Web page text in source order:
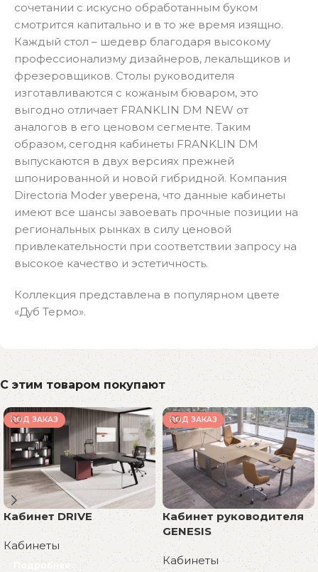
сочетании с искусно обработанным буком
смотрится капитально и в то же время изящно.
Каждый стол – шедевр благодаря высокому
профессионализму дизайнеров, лекальщиков и
фрезеровщиков. Столы руководителя
изготавливаются с кожаным бюваром, это
выгодно отличает FRANKLIN DM NEW от
аналогов в его ценовом сегменте. Таким
образом, сегодня кабинеты FRANKLIN DM
выпускаются в двух версиях прежней
шпонированной и новой гибридной. Компания
Directoria Moder уверена, что данные кабинеты
имеют все шансы завоевать прочные позиции на
региональных рынках в силу ценовой
привлекательности при соответствии запросу на
высокое качество и эстетичность.
Коллекция представлена в популярном цвете
«Дуб Термо».
С этим товаром покупают
ПОД ЗАКАЗ
Кабинет DRIVE
Кабинеты
Подробнее
ПОД ЗАКАЗ
Кабинет руководителя
GENESIS
Кабинеты